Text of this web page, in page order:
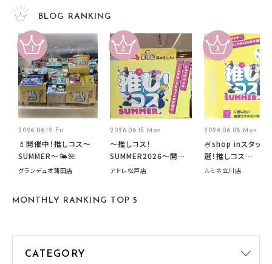
BLOG RANKING
2026.06.12 Fri
💄開催中！推しコス〜
SUMMER〜🌤️🌺
グランデュオ蒲田店
2026.06.15 Mon
～推しコス！
SUMMER2026～開催
中です！
アトレ松戸店
2026.06.08 Mon
🍧shop inスタッフ
選！推しコス
summer2026開催
ルミネ立川店
MONTHLY RANKING TOP 5